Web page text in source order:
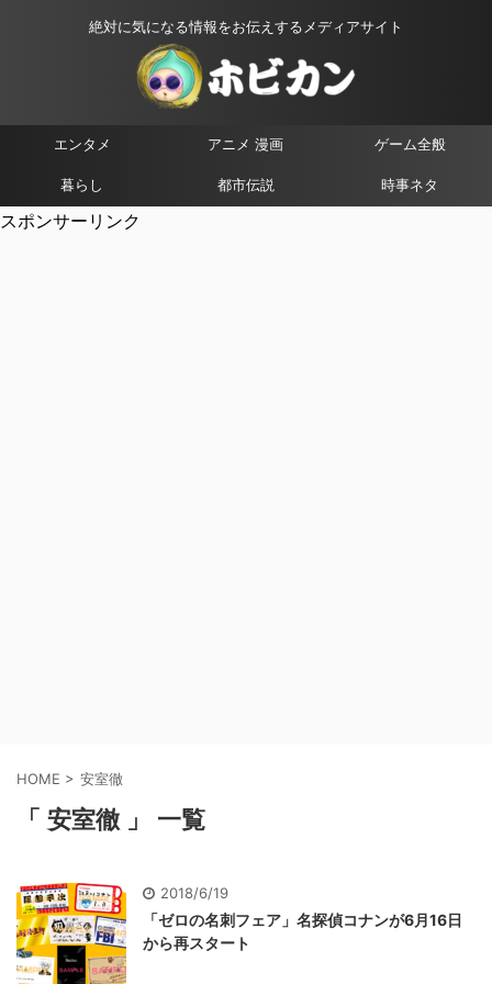
絶対に気になる情報をお伝えするメディアサイト
エンタメ アニメ 漫画 ゲーム全般
暮らし 都市伝説 時事ネタ
スポンサーリンク
HOME > 安室徹
「 安室徹 」 一覧
2018/6/19
「ゼロの名刺フェア」名探偵コナンが6月16日
から再スタート